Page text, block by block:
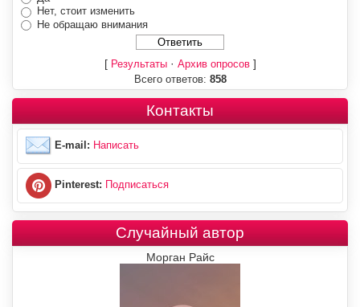
Нет, стоит изменить
Не обращаю внимания
[ Результаты· Архив опросов]
Всего ответов: 858
Контакты
E-mail: Написать
Pinterest: Подписаться
Случайный автор
Морган Райс